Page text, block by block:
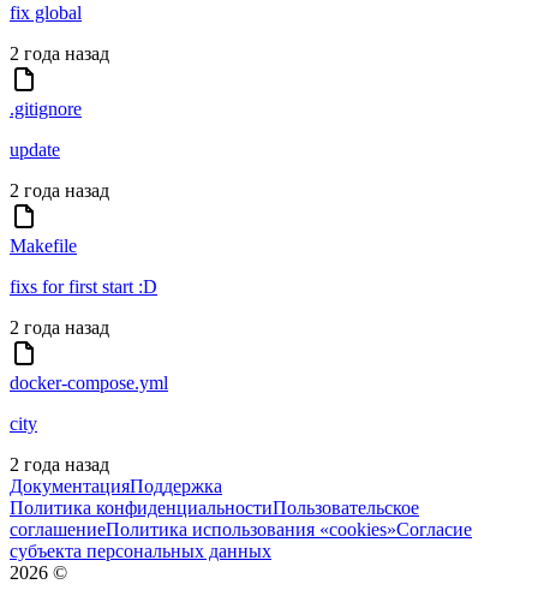
fix global
2 года назад
.gitignore
update
2 года назад
Makefile
fixs for first start :D
2 года назад
docker-compose.yml
city
2 года назад
ДокументацияПоддержка
Политика конфиденциальностиПользовательское
соглашениеПолитика использования «cookies»Согласие
субъекта персональных данных
2026 ©